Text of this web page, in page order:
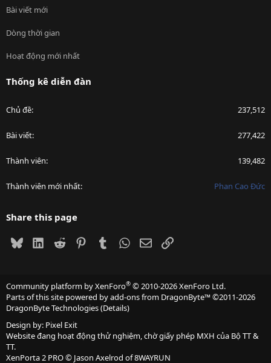
Bài viết mới
Dòng thời gian
Hoạt động mới nhất
Thống kê diễn đàn
Chủ đề 237,512
Bài viết 277,422
Thành viên 139,482
Thành viên mới nhất Phan Cao Đức
Share this page
BlueskyLinkedIn
Reddit PinterestTumblrWhatsApp
EmailLink
Community platform by XenForo® © 2010-2026 XenForo Ltd.
Parts of this site powered byadd-ons from DragonByte™©2011-2026
DragonByte Technologies(Details)
Design by: Pixel Exit
Website đang hoạt động thử nghiệm, chờ giấy phép MXH của Bộ TT &
TT.
XenPorta 2 PRO© Jason Axelrod of8WAYRUN